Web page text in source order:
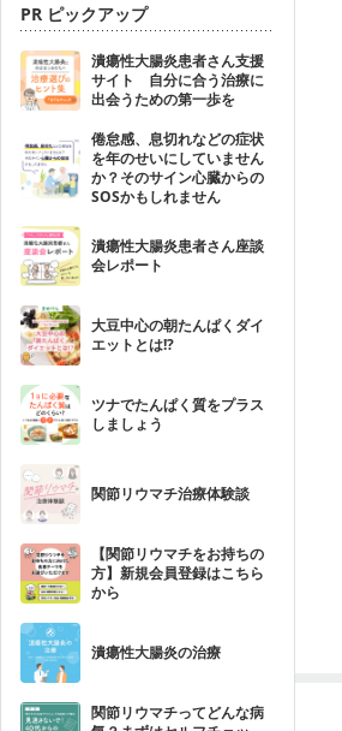
PR ピックアップ
潰瘍性大腸炎患者さん支援
サイト 自分に合う治療に
出会うための第一歩を
倦怠感、息切れなどの症状
を年のせいにしていません
か？そのサイン心臓からの
SOSかもしれません
潰瘍性大腸炎患者さん座談
会レポート
大豆中心の朝たんぱくダイ
エットとは!?
ツナでたんぱく質をプラス
しましょう
関節リウマチ治療体験談
【関節リウマチをお持ちの
方】新規会員登録はこちら
から
潰瘍性大腸炎の治療
関節リウマチってどんな病